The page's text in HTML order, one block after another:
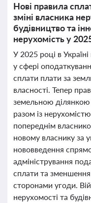
Нові правила
зміні власника
будівництво та
нерухомість у
У 2025 році в
у сфері
сплати плати за
власності. Тепер
земельною
разом із
попереднім
новому власнику за
нововведення
адміністрування
сплати та
сторонами угоди.
нерухомості та